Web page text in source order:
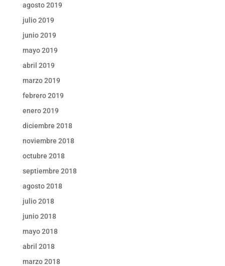
agosto 2019
julio 2019
junio 2019
mayo 2019
abril 2019
marzo 2019
febrero 2019
enero 2019
diciembre 2018
noviembre 2018
octubre 2018
septiembre 2018
agosto 2018
julio 2018
junio 2018
mayo 2018
abril 2018
marzo 2018